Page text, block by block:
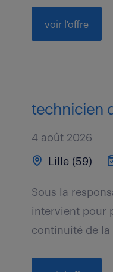
voir l'offre
technicien
4 août 2026
Lille (59)
Sous la
intervient pour
continuité de